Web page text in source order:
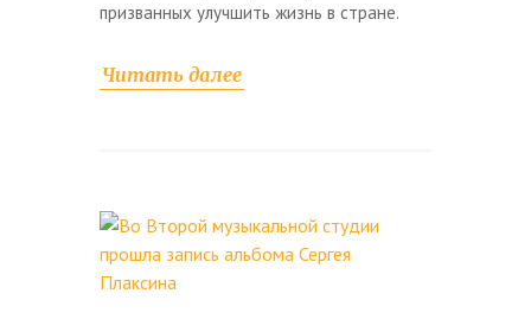
призванных улучшить жизнь в стране.
Читать далее